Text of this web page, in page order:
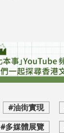
#油街實現
#多媒體展覽